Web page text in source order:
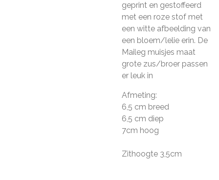
geprint en gestoffeerd
met een roze stof met
een witte afbeelding van
een bloem/lelie erin. De
Maileg muisjes maat
grote zus/broer passen
er leuk in
Afmeting:
6,5 cm breed
6,5 cm diep
7cm hoog
Zithoogte 3,5cm